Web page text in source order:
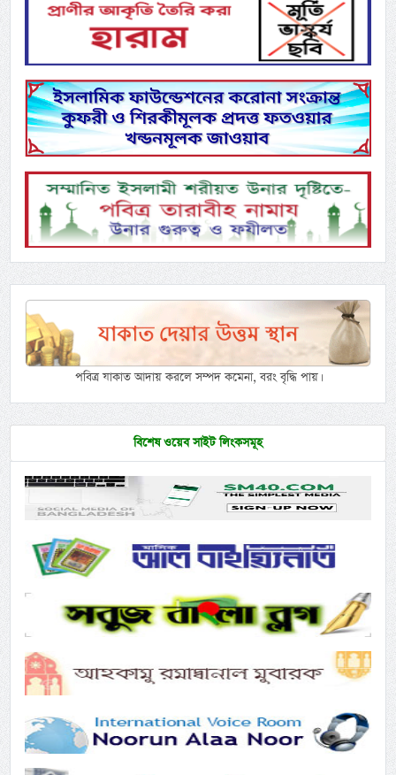
পবিত্র যাকাত আদায় করলে সম্পদ কমেনা, বরং বৃদ্ধি পায়।
বিশেষ ওয়েব সাইট লিংকসমূহ